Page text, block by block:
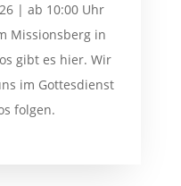
| ab 10:00 Uhr
Missionsberg in
gibt es hier. Wir
im Gottesdienst
folgen.